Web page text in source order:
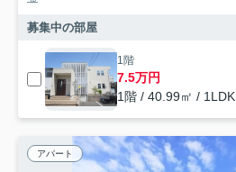
募集中の部屋
1階
7.5万円
1階 / 40.99㎡ / 1LDK
アパート